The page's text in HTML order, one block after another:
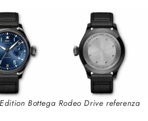
Bottega Rodeo Drive referenza